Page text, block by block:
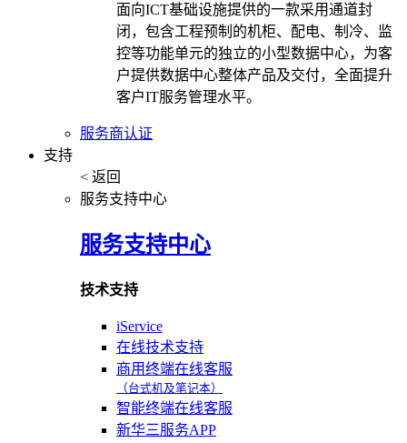
面向ICT基础设施提供的一款采用通道封
闭，包含工程预制的机柜、配电、制冷、监
控等功能单元的独立的小型数据中心，为客
户提供数据中心整体产品及交付，全面提升
客户IT服务管理水平。
服务商认证
支持
< 返回
服务支持中心
服务支持中心
技术支持
iService
在线技术支持
商用终端在线客服
（台式机及笔记本）
智能终端在线客服
新华三服务APP